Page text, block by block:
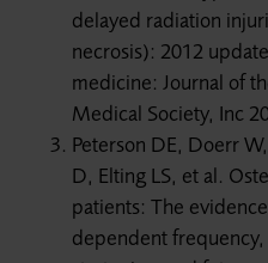
delayed radiation
necrosis): 2012
medicine: Journal of
Medical Society, Inc
Peterson DE, Doerr
D, Elting LS, et al.
patients: The
dependent